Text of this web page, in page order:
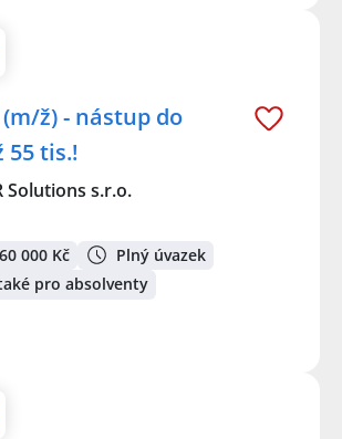
ž) - nástup do
55 tis.!
Solutions s.r.o.
000 Kč
Plný úvazek
pro absolventy